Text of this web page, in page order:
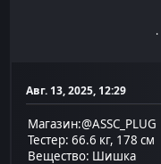
Авг. 13, 2025, 12:29
Магазин:@ASSC_PLUG
Тестер: 66.6 кг, 178 см
Вещество: Шишка